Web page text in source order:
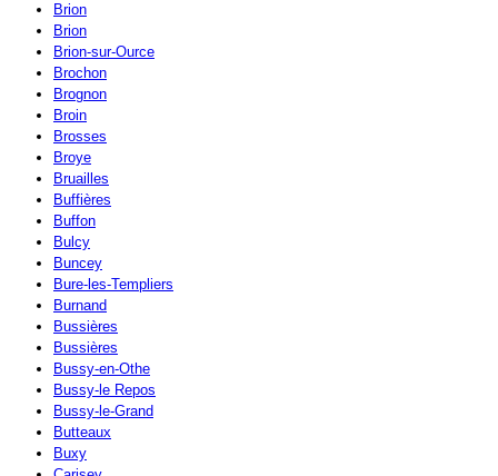
Brion
Brion
Brion-sur-Ource
Brochon
Brognon
Broin
Brosses
Broye
Bruailles
Buffières
Buffon
Bulcy
Buncey
Bure-les-Templiers
Burnand
Bussières
Bussières
Bussy-en-Othe
Bussy-le Repos
Bussy-le-Grand
Butteaux
Buxy